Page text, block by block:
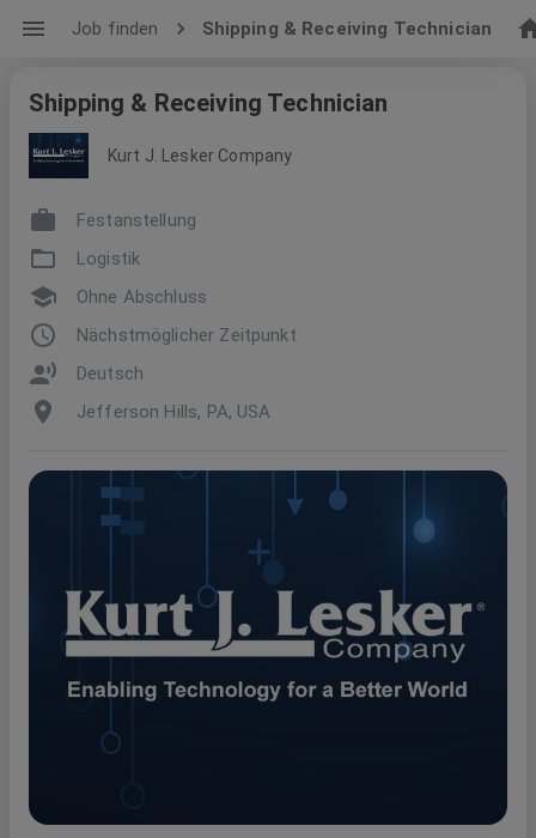
Job finden Shipping & Receiving Technician
Shipping & Receiving Technician
Kurt J. Lesker Company
Festanstellung
Logistik
Ohne Abschluss
Nächstmöglicher Zeitpunkt
Deutsch
Jefferson Hills, PA, USA